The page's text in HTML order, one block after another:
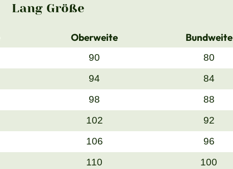
Lang Größe
Oberweite
Bundweite
90 80
94 84
98 88
102 92
106 96
110 100